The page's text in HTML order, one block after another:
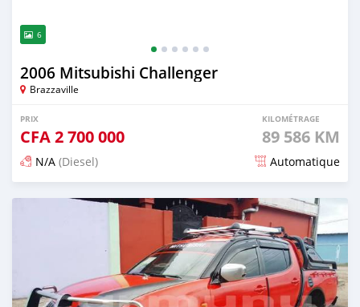
6
2006 Mitsubishi Challenger
Brazzaville
PRIX
CFA2 700 000
KILOMÉTRAGE
89 586 KM
N/A (Diesel) Automatique
Publié il y a 7 mois